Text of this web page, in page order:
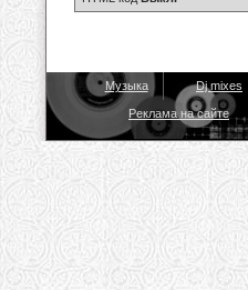
Музыка Dj mixes
Реклама на сайте